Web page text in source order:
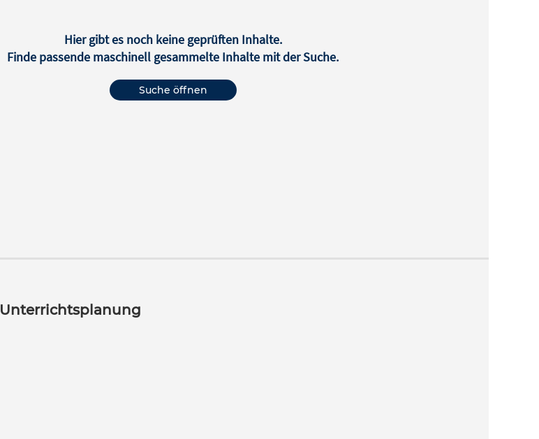
Hier gibt es noch keine geprüften Inhalte.
Finde passende maschinell gesammelte Inhalte mit der Suche.
Suche öffnen
Unterrichtsplanung